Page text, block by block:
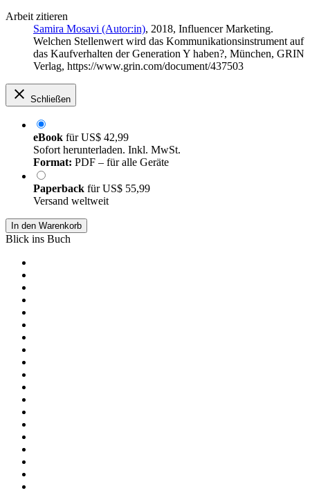
Arbeit zitieren
Samira Mosavi (Autor:in), 2018, Influencer Marketing.
Welchen Stellenwert wird das Kommunikationsinstrument auf
das Kaufverhalten der Generation Y haben?, München, GRIN
Verlag, https://www.grin.com/document/437503
Schließen
eBook fürUS$ 42,99
Sofort herunterladen. Inkl. MwSt.
Format: PDF – für alle Geräte
Paperback fürUS$ 55,99
Versand weltweit
In den Warenkorb
Blick ins Buch